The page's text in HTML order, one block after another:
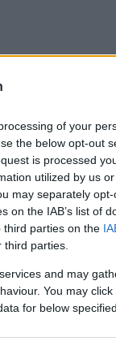
of your
the below opt-out
is processed
utilized by us
may separately
on the IAB’s list of
third parties on the
parties.
and may
You may
for below
της
τη
5.550